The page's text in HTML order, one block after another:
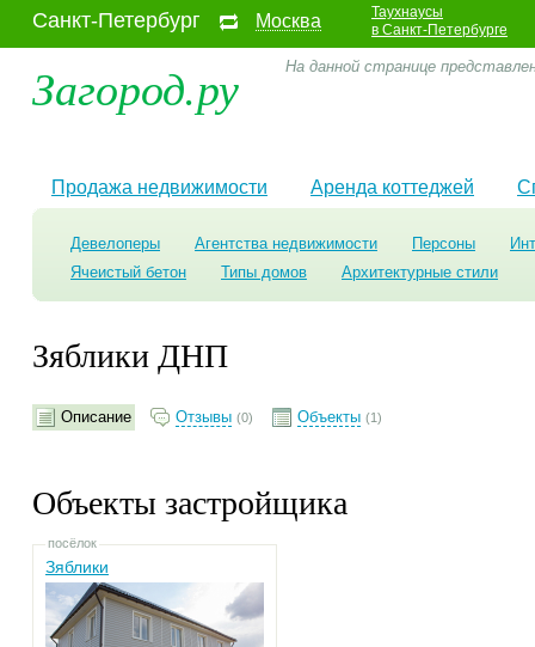
Санкт-Петербург Москва
Таухнаусы
в Санкт-Петербурге
Загород.ру На данной странице
Продажа недвижимости Аренда коттеджей
Девелоперы Агентства недвижимости Персоны
Ячеистый бетон
Типы домов Архитектурные стили
Зяблики ДНП
Описание Отзывы (0) Объекты (1)
Объекты застройщика
посёлок
Зяблики